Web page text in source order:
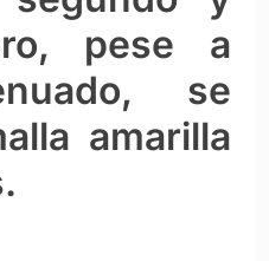
pese a
se
amarilla